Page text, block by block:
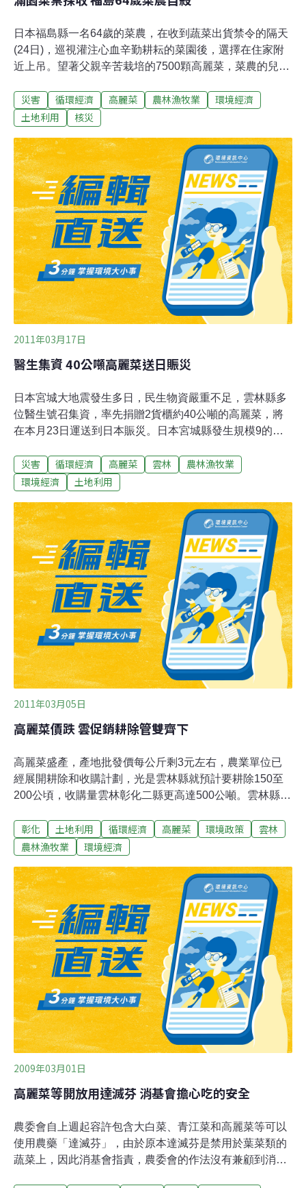
日本福島縣一名64歲的菜農，在收到蔬菜出貨禁令的隔天
(24日)，巡視灌注心血辛勤耕耘的菜園後，選擇在住家附
近上吊。望著父親辛苦栽培的7500顆高麗菜，菜農的兒子
菜園位於福島縣的須賀川市，由於離海有段距離，雖然住
家的主屋和倉庫被震毀，但菜園並未遭到海嘯摧殘。30年
的播種方法，就花了近十年時間，終於種出當地少有的優
質高麗菜。這位菜農栽種的優質高麗菜獲得在地人的肯
定，也提供學校營養午餐使用。菜農常跟兒子說，田裡的
菜是種給小朋友吃的，所以更要講究安全。然而，隨著核
電廠爆發輻污問題，先是福島的菠菜與油菜在21日被禁止
出貨，這位菜農當天還跟家人說，看樣子田裡的高麗菜要
趕快收成了，不料23日高麗菜也被列入禁收名單。菜農黯
然地看著滿園7500顆正好可以採收的高麗菜說，「看來福
島的農業是完了」。24日清晨，菜
災害 循環經濟 高麗菜 農林漁牧業
環境經濟
土地利用
核災
2011年03月17日
醫生集資 40公噸高麗菜送日賑災
日本宮城大地震發生多日，民生物資嚴重不足，雲林縣多
位醫生號召集資，率先捐贈2貨櫃約40公噸的高麗菜，將
在本月23日運送到日本賑災。日本宮城縣發生規模9的強
於農產作物都被海嘯沖毀，災區嚴重欠缺農產物資，雲林
縣內多位醫師想到災區短時間內欠缺農產物資，雲林目前
姓醫師表示，他的病患大部分是農民，蔬菜價格低、要耕
鋤，大家都很無奈、不捨，有的農民會抱怨「能吃的東
西，耕鋤掉實在暴殄天物」，過去日本一直是雲林農產主
要貿易伙伴，高麗菜、胡蘿蔔及美生菜都很受日本消費者
喜愛，遭逢天災巨變物資欠缺，剛好可以把國內盛產的高
麗菜送到日本賑災，總計有6位醫生響應，集資透過縣府
採購2貨櫃有生產履歷的高麗菜。縣府農業處指出，縣府
已與日本某家連鎖超市連繫好，預計本月23日裝櫃透過海
運送到日本，預估檢疫、出關、運送，大約8天左右
災害 循環經濟 高麗菜 雲林
農林漁牧業
環境經濟
土地利用
2011年03月05日
高麗菜價跌 雲促銷耕除管雙齊下
高麗菜盛產，產地批發價每公斤剩3元左右，農業單位已
經展開耕除和收購計劃，光是雲林縣就預計要耕除150至
200公頃，收購量雲林彰化二縣更高達500公噸。雲林縣農
佳時機，期盼多管齊下，解決高麗菜產銷失衡問題。根據
農委會統計，雲林縣今年登記種植，每公頃補助7萬元的
2000公頃以上，目前因為進入產季尾聲，菜農搶收，高麗
菜產量大增，價格暴跌。而為拉抬高麗菜價格，農委會也
啟動耕除和收購機制，耕除登記從3月1日起3三月8日，先
登記先耕除，目前已經有許多高麗菜田展開耕除作業，雲
林縣預計將耕除150至200公頃；至於截切加工收購量，彰
化和雲林總計將收購500公噸。希望可以解決高麗菜產銷
失衡的現況。
彰化 土地利用 循環經濟 高麗菜 環境政策
雲林
農林漁牧業
環境經濟
2009年03月01日
高麗菜等開放用達滅芬 消基會擔心吃的安全
農委會自上週起容許包含大白菜、青江菜和高麗菜等可以
使用農藥「達滅芬」，由於原本達滅芬是禁用於葉菜類的
蔬菜上，因此消基會指責，農委會的作法沒有兼顧到消費